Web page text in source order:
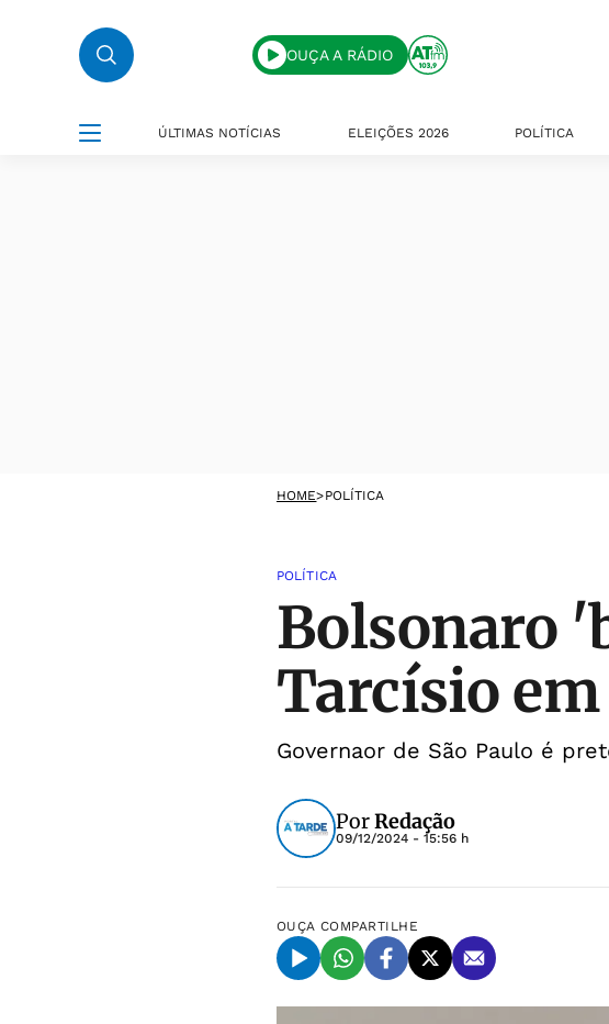
OUÇA A RÁDIO
ÚLTIMAS NOTÍCIAS ELEIÇÕES 2026 POLÍTICA
HOME>POLÍTICA
POLÍTICA
Bolsonaro
Tarcísio
Governaor de São Paulo é
PorRedação
09/12/2024 - 15:56 h
OUÇA COMPARTILHE